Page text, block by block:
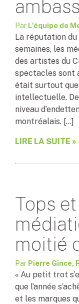
Par L'équipe de
La réputation du
semaines, les
des artistes du
spectacles sont
était surtout
intellectuelle.
niveau
montréalais. […]
LIRE LA SUITE »
Tops
moitié
Par Pierre Gince,
« Au petit trot
que l’année
et les marques